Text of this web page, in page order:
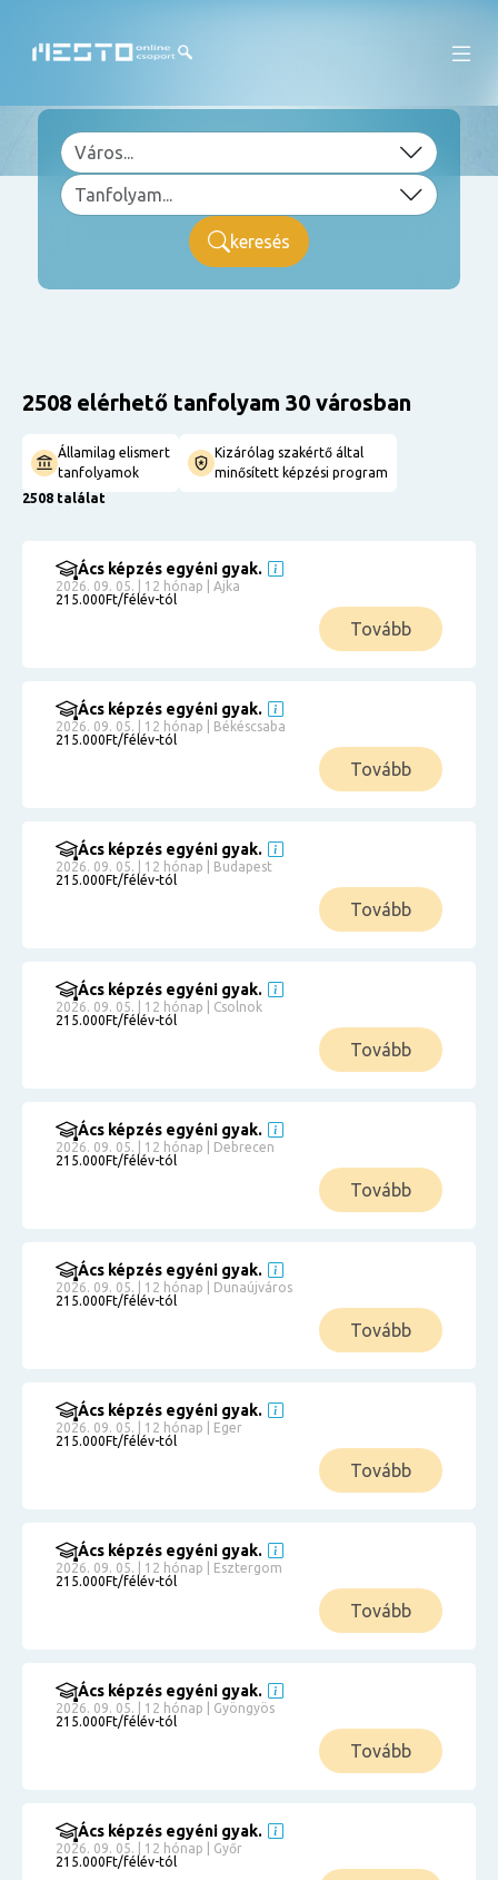
keresés
2508 elérhető tanfolyam 30 városban
Államilag elismert
tanfolyamok
Kizárólag szakértő által
minősített képzési program
2508 találat
Ács képzés egyéni gyak.
2026. 09. 05. | 12 hónap | Ajka
215.000Ft/félév-tól
Tovább
Ács képzés egyéni gyak.
2026. 09. 05. | 12 hónap | Békéscsaba
215.000Ft/félév-tól
Tovább
Ács képzés egyéni gyak.
2026. 09. 05. | 12 hónap | Budapest
215.000Ft/félév-tól
Tovább
Ács képzés egyéni gyak.
2026. 09. 05. | 12 hónap | Csolnok
215.000Ft/félév-tól
Tovább
Ács képzés egyéni gyak.
2026. 09. 05. | 12 hónap | Debrecen
215.000Ft/félév-tól
Tovább
Ács képzés egyéni gyak.
2026. 09. 05. | 12 hónap | Dunaújváros
215.000Ft/félév-tól
Tovább
Ács képzés egyéni gyak.
2026. 09. 05. | 12 hónap | Eger
215.000Ft/félév-tól
Tovább
Ács képzés egyéni gyak.
2026. 09. 05. | 12 hónap | Esztergom
215.000Ft/félév-tól
Tovább
Ács képzés egyéni gyak.
2026. 09. 05. | 12 hónap | Gyöngyös
215.000Ft/félév-tól
Tovább
Ács képzés egyéni gyak.
2026. 09. 05. | 12 hónap | Győr
215.000Ft/félév-tól